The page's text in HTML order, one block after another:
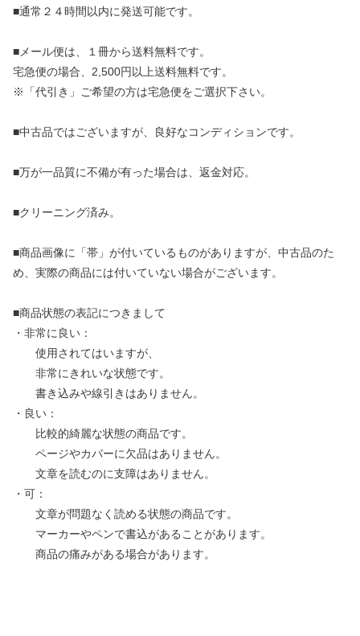
■通常２４時間以内に発送可能です。
■メール便は、１冊から送料無料です。
宅急便の場合、2,500円以上送料無料です。
※「代引き」ご希望の方は宅急便をご選択下さい。
■中古品ではございますが、良好なコンディションです。
■万が一品質に不備が有った場合は、返金対応。
■クリーニング済み。
■商品画像に「帯」が付いているものがありますが、中古品のた
め、実際の商品には付いていない場合がございます。
■商品状態の表記につきまして
・非常に良い：
使用されてはいますが、
非常にきれいな状態です。
書き込みや線引きはありません。
・良い：
比較的綺麗な状態の商品です。
ページやカバーに欠品はありません。
文章を読むのに支障はありません。
・可：
文章が問題なく読める状態の商品です。
マーカーやペンで書込があることがあります。
商品の痛みがある場合があります。